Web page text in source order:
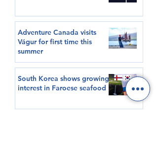
Adventure Canada visits
Vágur for first time this
summer
South Korea shows growing
interest in Faroese seafood